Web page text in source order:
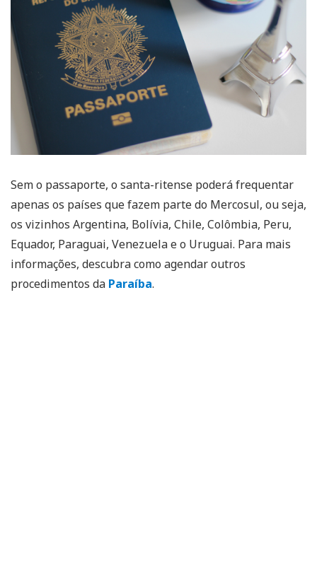
Sem o passaporte, o santa-ritense poderá frequentar
apenas os países que fazem parte do Mercosul, ou seja,
os vizinhos Argentina, Bolívia, Chile, Colômbia, Peru,
Equador, Paraguai, Venezuela e o Uruguai. Para mais
informações, descubra como agendar outros
procedimentos da Paraíba.